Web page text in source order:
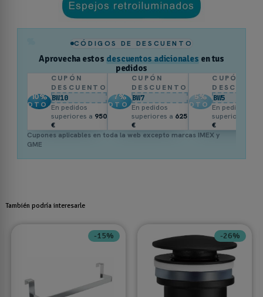
CÓDIGOS DE DESCUENTO
Aprovecha estos descuentos adicionales en tus
pedidos
10%
DTO.
CUPÓN
DESCUENTO
BW10
En pedidos
superiores a 950
€
7%
DTO.
CUPÓN
DESCUENTO
BW7
En pedidos
superiores a 625
€
5%
DTO.
CUPÓN
BW5
En pedidos
superiores a
€
Cupones aplicables en toda la web excepto marcas IMEX y
GME
También podría interesarle
-26% -15%